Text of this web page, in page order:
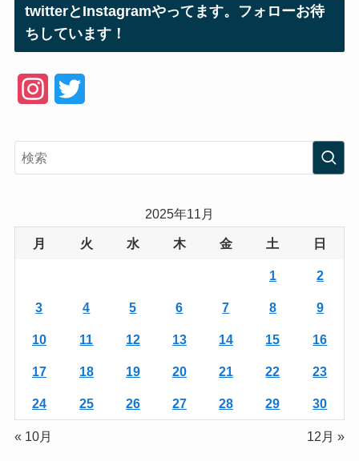
twitterとInstagramやってます。フォローお待
ちしています！
e
2025年11月
月 火 水 木 金 土 日
1 2
3 4 5 6 7 8 9
10 11 12 13 14 15 16
17 18 19 20 21 22 23
24 25 26 27 28 29 30
« 10月 12月 »